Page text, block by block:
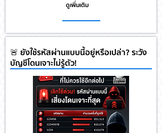
ดูเพิ่มเติม
🚨 ยังใช้รหัสผ่านแบบนี้อยู่หรือเปล่า? ระวัง
บัญชีโดนเจาะไม่รู้ตัว!